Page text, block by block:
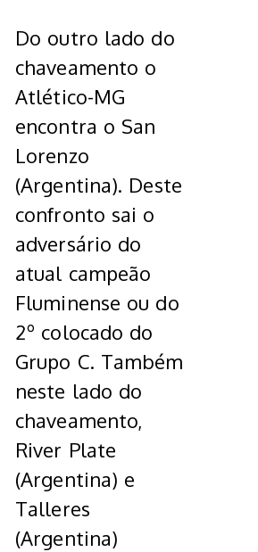
Do outro lado do
chaveamento o
Atlético-MG
encontra o San
Lorenzo
(Argentina). Deste
confronto sai o
adversário do
atual campeão
Fluminense ou do
2º colocado do
Grupo C. Também
neste lado do
chaveamento,
River Plate
(Argentina) e
Talleres
(Argentina)